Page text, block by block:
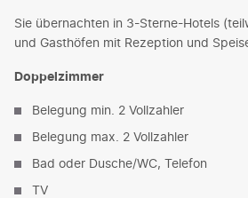
Sie übernachten in 3-Sterne-Hotels
und Gasthöfen mit Rezeption und
Doppelzimmer
Belegung min. 2 Vollzahler
Belegung max. 2 Vollzahler
Bad oder Dusche/WC, Telefon
TV